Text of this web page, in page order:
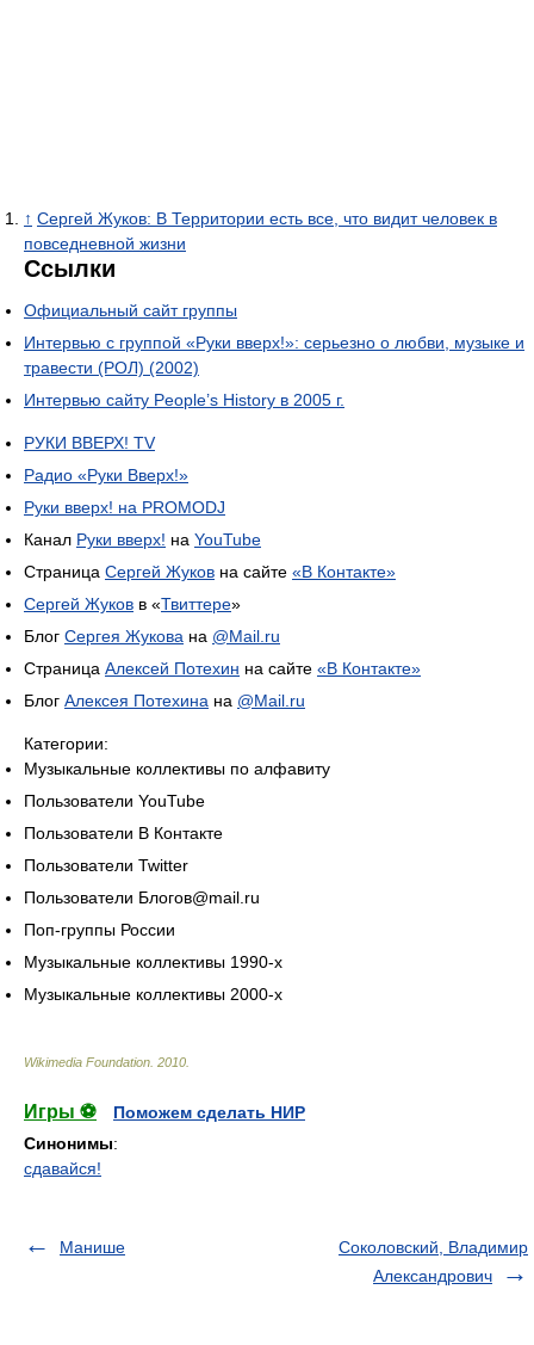
↑ Сергей Жуков: В Территории есть все, что видит человек в
повседневной жизни
Ссылки
Официальный сайт группы
Интервью с группой «Руки вверх!»: серьезно о любви, музыке и
травести (РОЛ) (2002)
Интервью сайту People’s History в 2005 г.
РУКИ ВВЕРХ! TV
Радио «Руки Вверх!»
Руки вверх! на PROMODJ
Канал Руки вверх! на YouTube
Страница Сергей Жуков на сайте «В Контакте»
Сергей Жуков в «Твиттере»
Блог Сергея Жукова на @Mail.ru
Страница Алексей Потехин на сайте «В Контакте»
Блог Алексея Потехина на @Mail.ru
Категории:
Музыкальные коллективы по алфавиту
Пользователи YouTube
Пользователи В Контакте
Пользователи Twitter
Пользователи Блогов@mail.ru
Поп-группы России
Музыкальные коллективы 1990-х
Музыкальные коллективы 2000-х
Wikimedia Foundation 2010
Игры ⚽
Поможем сделать НИР
Синонимы:
сдавайся!
Манише
Соколовский, Владимир
Александрович